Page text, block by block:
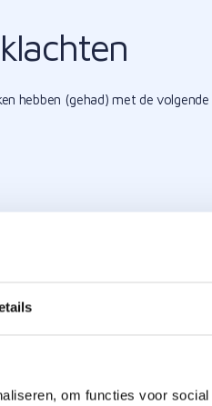
om functies voor
hebben (gehad) met de